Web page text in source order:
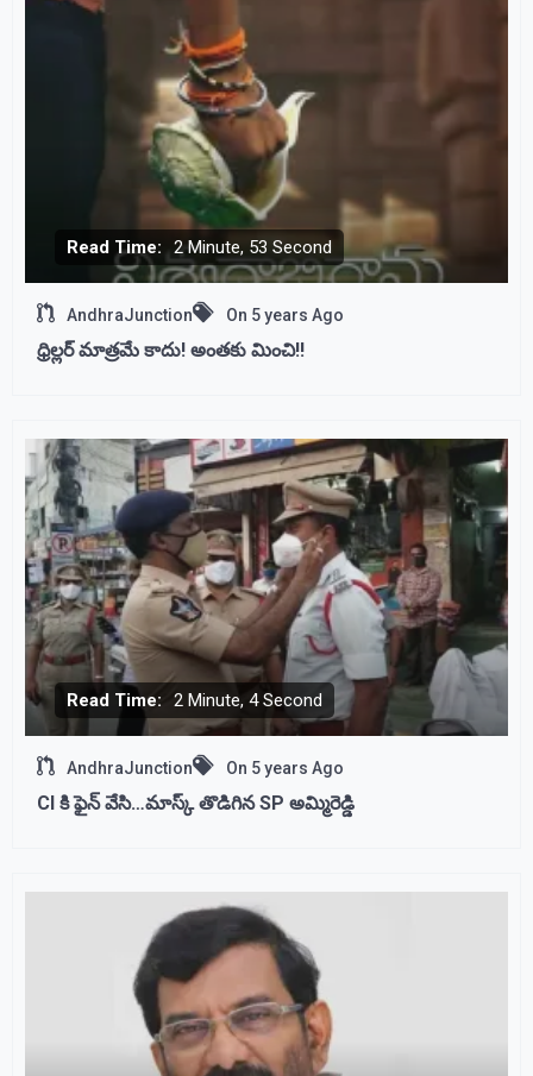
Read Time: 2 Minute, 53 Second
AndhraJunction On 5 years Ago
ధ్రిల్లర్ మాత్రమే కాదు! అంతకు మించి!!
Read Time: 2 Minute, 4 Second
AndhraJunction On 5 years Ago
CI కి ఫైన్ వేసి…మాస్క్ తొడిగిన SP అమ్మిరెడ్డి